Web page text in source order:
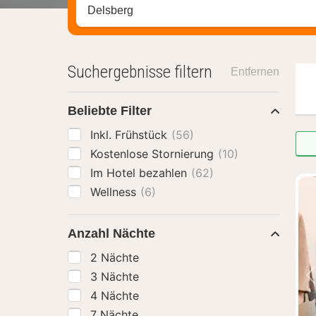
Stadt, Region oder Hotel suchen
Suchergebnisse filtern Entfernen
Beliebte Filter
Inkl. Frühstück (56)
Kostenlose Stornierung (10)
Im Hotel bezahlen (62)
Wellness (6)
Anzahl Nächte
2 Nächte
3 Nächte
4 Nächte